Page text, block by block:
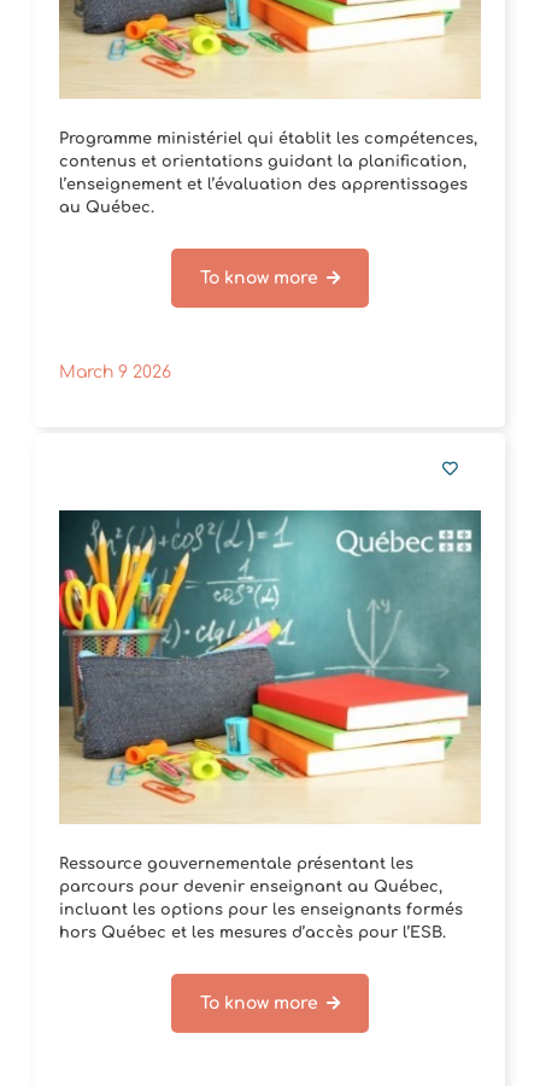
Programme ministériel qui établit les compétences,
contenus et orientations guidant la planification,
l’enseignement et l’évaluation des apprentissages
au Québec.
To know more
March 9 2026
Ressource gouvernementale présentant les
parcours pour devenir enseignant au Québec,
incluant les options pour les enseignants formés
hors Québec et les mesures d’accès pour l’ESB.
To know more